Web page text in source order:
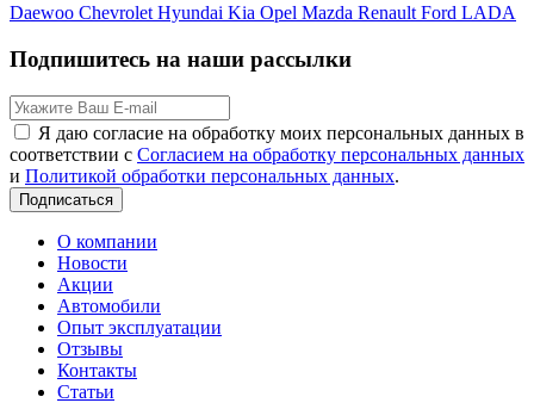
Daewoo Chevrolet Hyundai Kia Opel Mazda Renault Ford LADA
Подпишитесь на наши рассылки
Я даю согласие на обработку моих персональных данных в
соответствии с Согласием на обработку персональных данных
и Политикой обработки персональных данных.
Подписаться
О компании
Новости
Акции
Автомобили
Опыт эксплуатации
Отзывы
Контакты
Статьи